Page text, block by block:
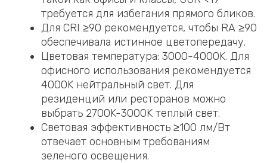
требуется для избегания прямого бликов.
Для CRI ≥90 рекомендуется, чтобы RA ≥90
обеспечивала истинное цветопередачу.
Цветовая температура: 3000-4000K. Для
офисного использования рекомендуется
4000K нейтральный свет. Для
резиденций или ресторанов можно
выбрать 2700K-3000K теплый свет.
Световая эффективность ≥100 лм/Вт
отвечает основным требованиям
зеленого освещения.